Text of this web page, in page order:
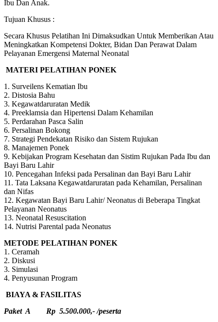
Ibu Dan Anak.
Tujuan Khusus :
Secara Khusus Pelatihan Ini Dimaksudkan Untuk Memberikan Atau
Meningkatkan Kompetensi Dokter, Bidan Dan Perawat Dalam
Pelayanan Emergensi Maternal Neonatal
MATERI PELATIHAN PONEK
1. Surveilens Kematian Ibu
2. Distosia Bahu
3. Kegawatdaruratan Medik
4. Preeklamsia dan Hipertensi Dalam Kehamilan
5. Perdarahan Pasca Salin
6. Persalinan Bokong
7. Strategi Pendekatan Risiko dan Sistem Rujukan
8. Manajemen Ponek
9. Kebijakan Program Kesehatan dan Sistim Rujukan Pada Ibu dan
Bayi Baru Lahir
10. Pencegahan Infeksi pada Persalinan dan Bayi Baru Lahir
11. Tata Laksana Kegawatdaruratan pada Kehamilan, Persalinan
dan Nifas
12. Kegawatan Bayi Baru Lahir/ Neonatus di Beberapa Tingkat
Pelayanan Neonatus
13. Neonatal Resuscitation
14. Nutrisi Parental pada Neonatus
METODE PELATIHAN PONEK
1. Ceramah
2. Diskusi
3. Simulasi
4. Penyusunan Program
BIAYA & FASILITAS
Paket A Rp 5.500.000,- /peserta